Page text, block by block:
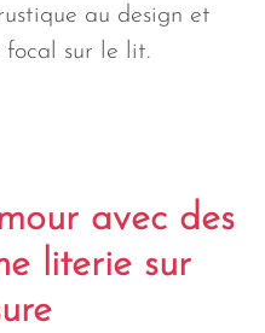
au design et
focal sur le lit.
avec des
literie sur